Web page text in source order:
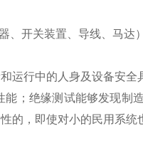
、开关装置、导线、马达
运行中的人身及设备安全
；绝缘测试能够发现制
的，即使对小的民用系统